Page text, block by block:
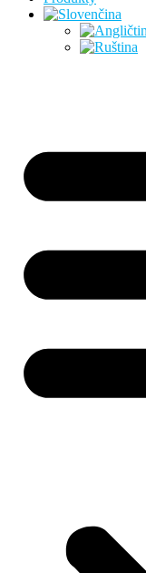
Preskočiť